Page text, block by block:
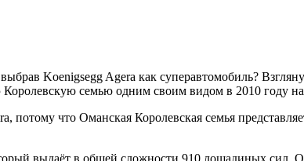
Koenigsegg Agera как суперавтомобиль?
семью одним своим видом в 2010 году на
что Оманская Королевская семья
выдаёт в общей сложности 910 лошадиных сил.